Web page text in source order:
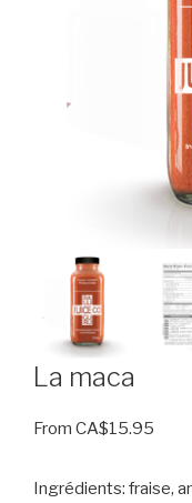
La maca
From CA$15.95
Ingrédients: fraise,